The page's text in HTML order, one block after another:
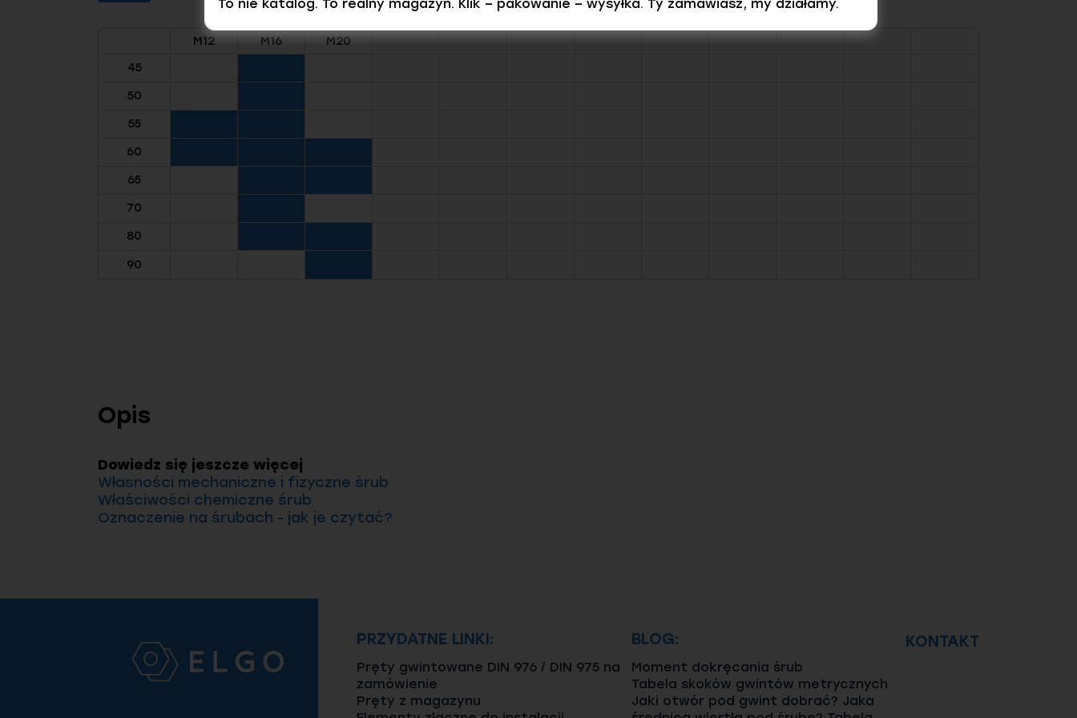
M12 M16
M20
45
50
55
60
65
70
80
90
Opis
Dowiedz się jeszcze więcej
Własności mechaniczne i fizyczne śrub
Właściwości chemiczne śrub
Oznaczenie na śrubach - jak je czytać?
PRZYDATNE LINKI:
Pręty gwintowane DIN 976 / DIN 975 na
zamówienie
Pręty z magazynu
BLOG:
Moment dokręcania śrub
Tabela skoków gwintów metrycznych
Jaki otwór pod gwint dobrać? Jaka
KONTAKT
To nie katalog. To realny magazyn. Klik – pakowanie – wysyłka. Ty zamawiasz, my działamy.